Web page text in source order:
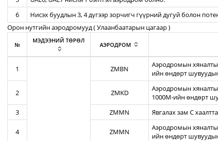
6
Нисэх буудлын 3, 4 дүгээр зорчигч гүүрний дугуй болон
Орон нутгийн аэродромууд ( Улаанбаатарын цагаар )
№
МЭДЭЭНИЙ ТӨРӨЛ
АЭРОДРОМ
1 ZMBN
Аэродромын
ийн өндөрт
2 ZMKD
Аэродромын
1000М-ийн өндөрт
3
ZMMN Явгалах зам С
4 ZMMN
Аэродромын
ийн өндөрт